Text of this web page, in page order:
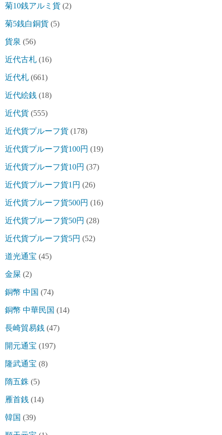
菊10銭アルミ貨 (2)
菊5銭白銅貨 (5)
貨泉 (56)
近代古札 (16)
近代札 (661)
近代絵銭 (18)
近代貨 (555)
近代貨プルーフ貨 (178)
近代貨プルーフ貨100円 (19)
近代貨プルーフ貨10円 (37)
近代貨プルーフ貨1円 (26)
近代貨プルーフ貨500円 (16)
近代貨プルーフ貨50円 (28)
近代貨プルーフ貨5円 (52)
道光通宝 (45)
金屎 (2)
銅幣 中国 (74)
銅幣 中華民国 (14)
長崎貿易銭 (47)
開元通宝 (197)
隆武通宝 (8)
隋五銖 (5)
雁首銭 (14)
韓国 (39)